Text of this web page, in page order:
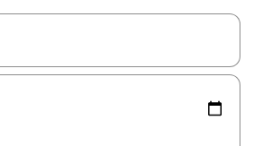
s'affichent, utilisez les flèches vers le